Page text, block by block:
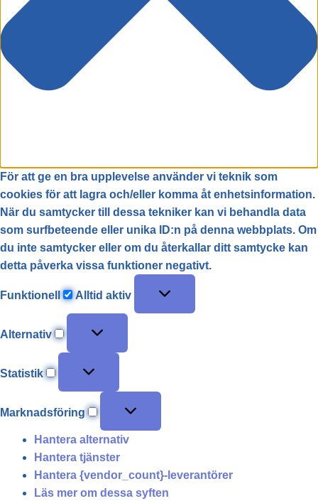
För att ge en bra upplevelse använder vi teknik som
cookies för att lagra och/eller komma åt enhetsinformation.
När du samtycker till dessa tekniker kan vi behandla data
som surfbeteende eller unika ID:n på denna webbplats. Om
du inte samtycker eller om du återkallar ditt samtycke kan
detta påverka vissa funktioner negativt.
Funktionell Alltid aktiv
Alternativ
Statistik
Marknadsföring
Hantera alternativ
Hantera tjänster
Hantera {vendor_count}-leverantörer
Läs mer om dessa syften